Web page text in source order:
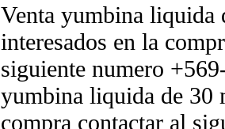
Venta yumbina liquida
interesados en la
siguiente numero
yumbina liquida de 30
compra contactar al